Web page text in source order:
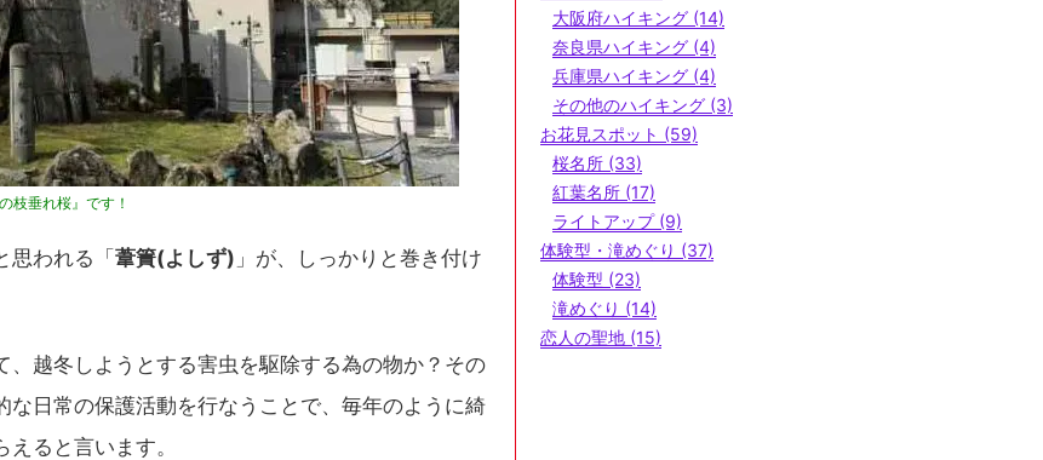
枝垂れ桜』です！
思われる「 葦簀(よしず) 」が、しっかりと巻き付け
越冬しようとする害虫を駆除する為の物か？その
日常の保護活動を行なうことで、毎年のように綺
ると言います。
大阪府ハイキング (14)
奈良県ハイキング (4)
兵庫県ハイキング (4)
その他のハイキング (3)
お花見スポット (59)
桜名所 (33)
紅葉名所 (17)
ライトアップ (9)
体験型・滝めぐり (37)
体験型 (23)
滝めぐり (14)
恋人の聖地 (15)